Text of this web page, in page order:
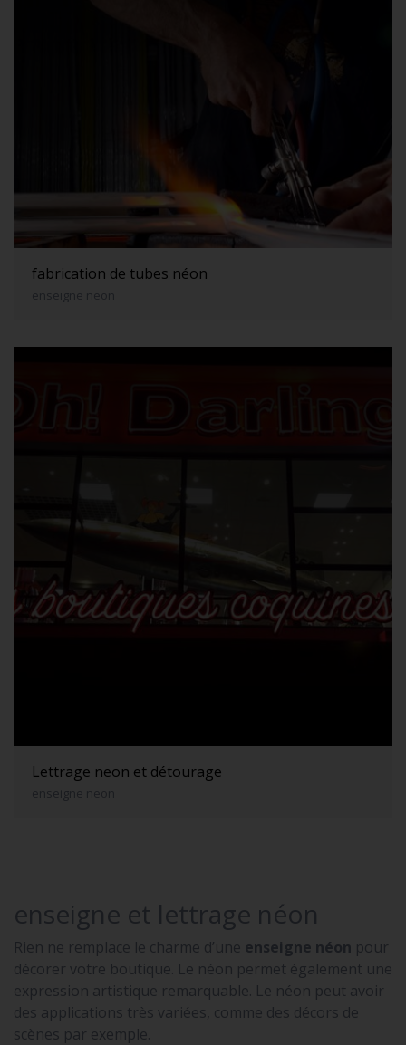
fabrication de tubes néon
enseigne neon
Lettrage neon et détourage
enseigne neon
enseigne et lettrage néon
Rien ne remplace le charme d’une enseigne néon pour
décorer votre boutique. Le néon permet également une
expression artistique remarquable. Le néon peut avoir
des applications très variées, comme des décors de
scènes par exemple.